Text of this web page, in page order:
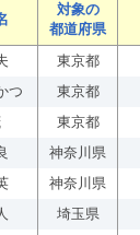
対象の
都道府県
東京都
つ 東京都
東京都
神奈川県
神奈川県
埼玉県